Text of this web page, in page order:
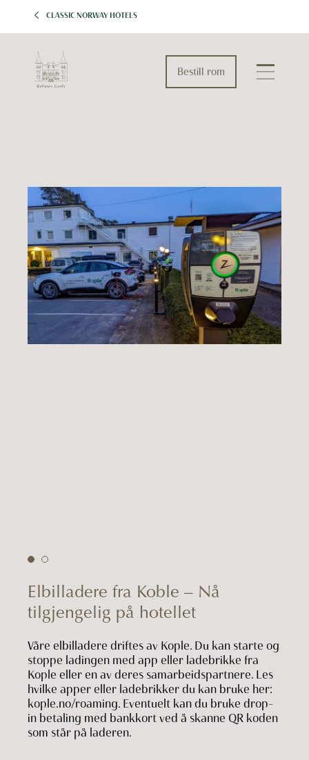
CLASSIC NORWAY HOTELS
Bestill rom
Elbilladere fra Koble – Nå
tilgjengelig på hotellet
Våre elbilladere driftes av Kople. Du kan starte og
stoppe ladingen med app eller ladebrikke fra
Kople eller en av deres samarbeidspartnere. Les
hvilke apper eller ladebrikker du kan bruke her:
kople.no/roaming. Eventuelt kan du bruke drop-
in betaling med bankkort ved å skanne QR koden
som står på laderen.